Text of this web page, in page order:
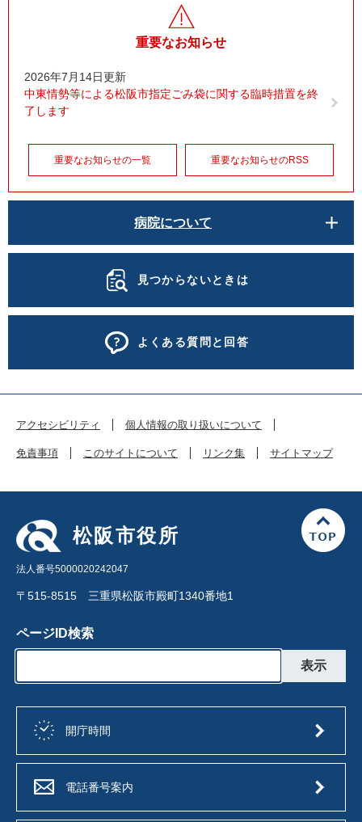
重要なお知らせ
2026年7月14日更新
中東情勢等による松阪市指定ごみ袋に関する臨時措置を終
了します
重要なお知らせの一覧 重要なお知らせのRSS
病院について
見つからないときは
よくある質問と回答
アクセシビリティ 個人情報の取り扱いについて
免責事項 このサイトについて リンク集 サイトマップ
松阪市役所
法人番号5000020242047
〒515-8515 三重県松阪市殿町1340番地1
ページID検索
開庁時間
電話番号案内